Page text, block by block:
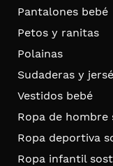
Pantalones bebé
Petos y ranitas
Polainas
Sudaderas y
Vestidos bebé
Ropa de hombre
Ropa deportiva
Ropa infantil